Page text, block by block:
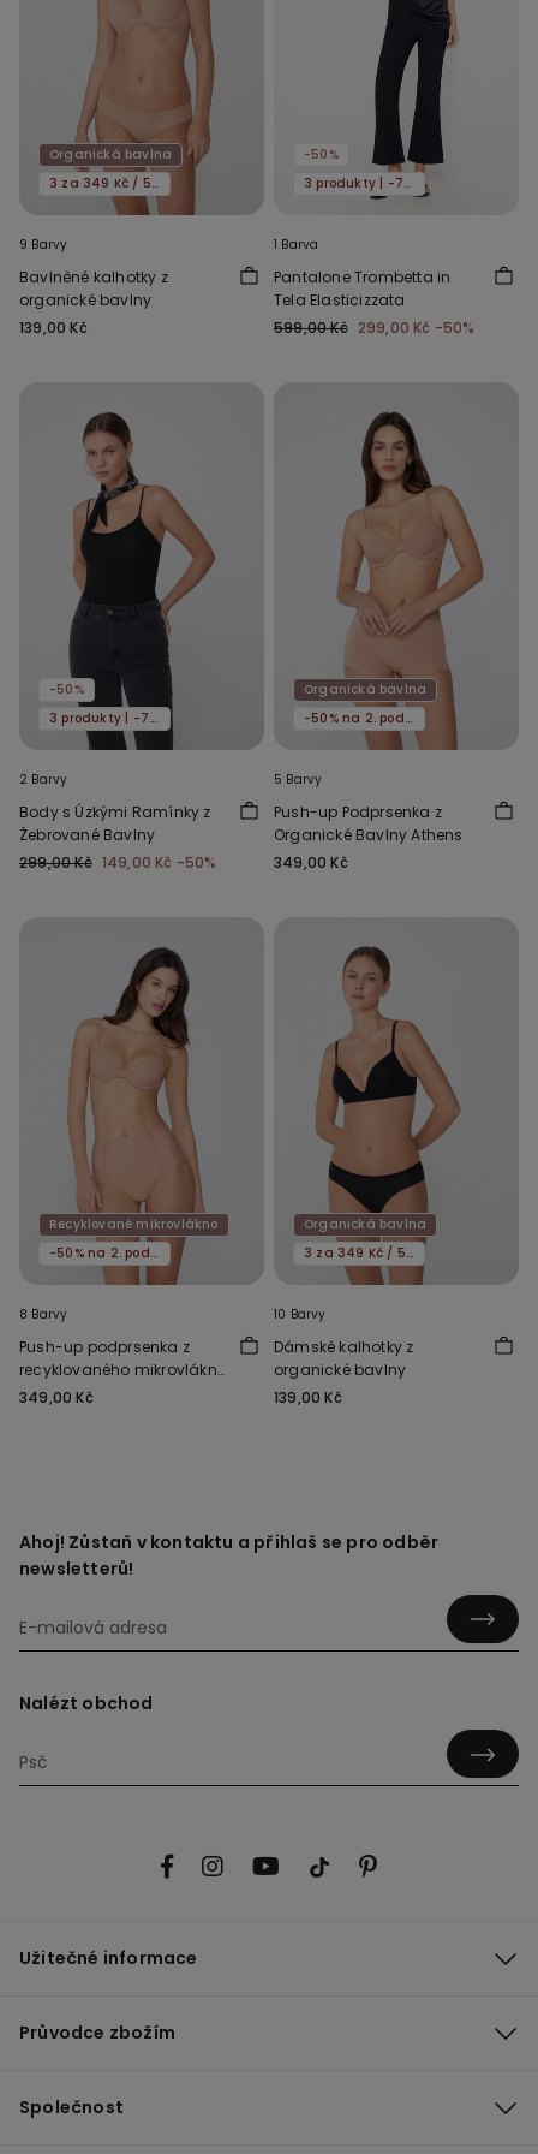
Organická bavlna
3 za 349 Kč / 5 za 549 Kč
9 Barvy
Bavlněné kalhotky z
organické bavlny
139,00 Kč
-50%
3 produkty | -70%
1 Barva
Pantalone Trombetta in
Tela Elasticizzata
599,00 Kč 299,00 Kč -50%
-50%
3 produkty | -70%
2 Barvy
Body s Úzkými Ramínky z
Žebrované Bavlny
299,00 Kč 149,00 Kč -50%
Organická bavlna
-50% na 2. podprsenku
5 Barvy
Push-up Podprsenka z
Organické Bavlny Athens
349,00 Kč
Recyklované mikrovlákno
-50% na 2. podprsenku
8 Barvy
Push-up podprsenka z
recyklovaného mikrovlákna
Athens
349,00 Kč
Organická bavlna
3 za 349 Kč / 5 za 549 Kč
10 Barvy
Dámské kalhotky z
organické bavlny
139,00 Kč
Ahoj! Zůstaň v kontaktu a přihlaš se pro odběr
newsletterů!
Nalézt obchod
Užitečné informace
Průvodce zbožím
Společnost